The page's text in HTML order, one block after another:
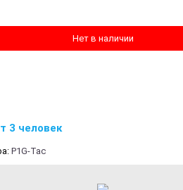
Нет в наличии
3 человек
P1G-Tac